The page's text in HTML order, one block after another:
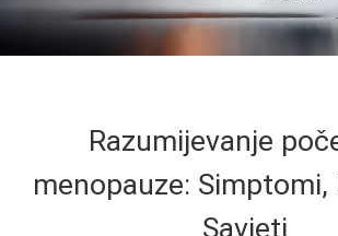
Razumijevanje
menopauze:
Savjeti